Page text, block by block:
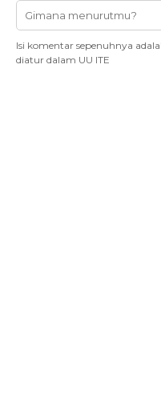
Isi komentar sepenuhnya
diatur dalam UU ITE